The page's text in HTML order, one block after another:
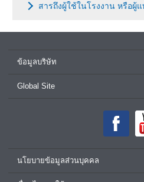
สารถึงผู้ใช้ในโรงงาน หรือ
ข้อมูลบริษัท
Global Site
นโยบายข้อมูลส่วนบุคคล